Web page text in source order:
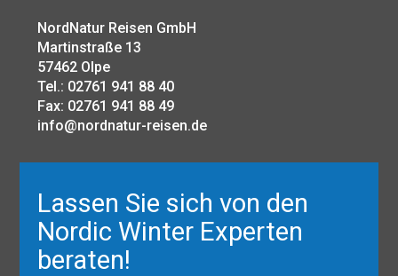
NordNatur Reisen GmbH
Martinstraße 13
57462 Olpe
Tel.: 02761 941 88 40
Fax: 02761 941 88 49
info@nordnatur-reisen.de
Lassen Sie sich von den
Nordic Winter Experten
beraten!